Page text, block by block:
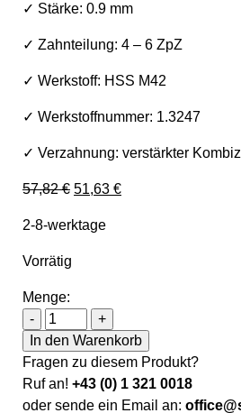
✓ Stärke: 0.9 mm
✓ Zahnteilung: 4 – 6 ZpZ
✓ Werkstoff: HSS M42
✓ Werkstoffnummer: 1.3247
✓ Verzahnung: verstärkter
57,82€ Ursprünglicher Preis war:
51,63 €Aktueller Preis ist:
2-8-werktage
Vorrätig
Menge:
-
Metallkraft Sägeband Bi-
+
In den Warenkorb
Fragen zu diesem Produkt?
Ruf an! +43 (0) 1 321 0018
oder sende ein Email an: